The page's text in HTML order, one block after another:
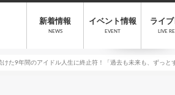
新着情報
NEWS
イベント情報
EVENT
ライ
LIVE
た9年間のアイドル人生に終止符！「過去も未来も、ずっと